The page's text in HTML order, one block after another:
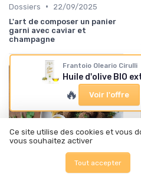
Dossiers •
22/09/2025
L'art de composer un panier
garni avec caviar et
champagne
Frantoio Oleario Cirulli
Huile d'olive BIO
🔥 Voir l'offre
Ce site utilise des cookies et vous
vous souhaitez activer
Tout accepter